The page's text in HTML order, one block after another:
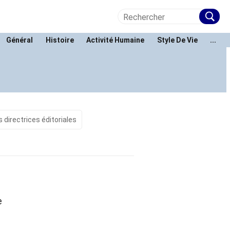
Général Histoire Activité Humaine Style De Vie ...
directrices éditoriales